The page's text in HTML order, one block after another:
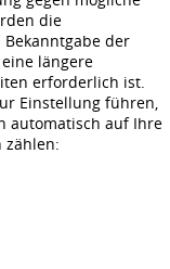
die
der
längere
erforderlich ist.
Einstellung führen,
automatisch auf Ihre
zählen: